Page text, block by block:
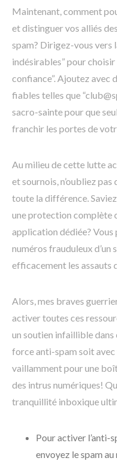
Maintenant, comment
et distinguer vos alliés
spam? Dirigez-vous vers
indésirables” pour
confiance”. Ajoutez avec
fiables telles que
sacro-sainte pour que
franchir les portes de
Au milieu de cette lutte
et sournois, n’oubliez
toute la différence.
une protection complète
application dédiée?
numéros frauduleux d’un
efficacement les assauts
Alors, mes braves
activer toutes ces
un soutien infaillible dans
force anti-spam soit
vaillamment pour une
des intrus numériques!
tranquillité inboxique
Pour activer l’anti-
envoyez le spam